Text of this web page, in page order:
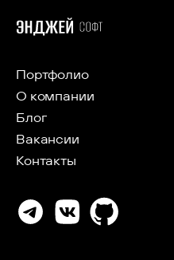
Портфолио
О компании
Блог
Вакансии
Контакты